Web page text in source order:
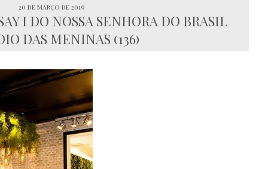
20 de março de 2019
I DO NOSSA SENHORA DO BRASIL
DAS MENINAS (136)